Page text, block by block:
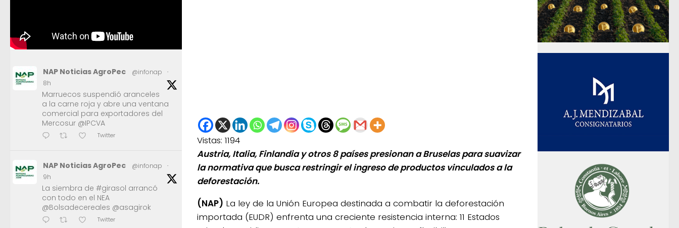
Vistas: 1194
Austria, Italia, Finlandia y otros 8 países presionan a Bruselas para suavizar
la normativa que busca restringir el ingreso de productos vinculados a la
deforestación.
(NAP) La ley de la Unión Europea destinada a combatir la deforestación
importada (EUDR) enfrenta una creciente resistencia interna: 11 Estados
NAP Noticias AgroPec @infonap
·
8h
Marruecos suspendió aranceles
a la carne roja y abre una ventana
comercial para exportadores del
Mercosur @IPCVA
Twitter
NAP Noticias AgroPec @infonap
·
9h
La siembra de #girasol arrancó
con todo en el NEA
@Bolsadecereales @asagirok
Twitter